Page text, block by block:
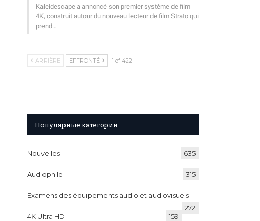
Kaleidescape a annoncé son premier système de film
4K, construit autour du nouveau lecteur de film Strato qui
prend…
ARRIÈRE EFFRONTÉ 1 of 422
Популярные категории
Nouvelles 635
Audiophile 315
Examens des équipements audio et audiovisuels
272
4K Ultra HD
159